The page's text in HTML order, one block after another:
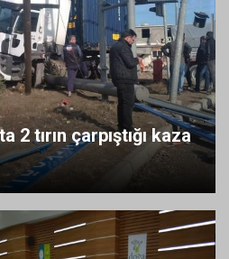
2 tırın çarpıştığı kaza